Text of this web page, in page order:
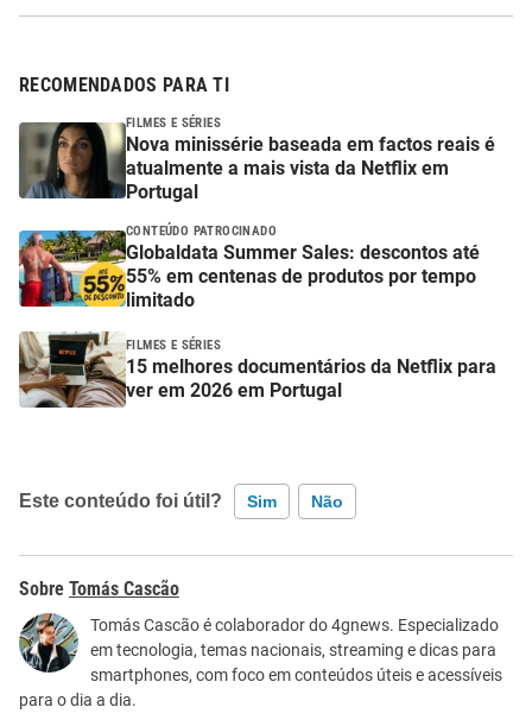
RECOMENDADOS PARA TI
FILMES E SÉRIES
Nova minissérie baseada em factos reais é
atualmente a mais vista da Netflix em
Portugal
CONTEÚDO PATROCINADO
Globaldata Summer Sales: descontos até
55% em centenas de produtos por tempo
limitado
FILMES E SÉRIES
15 melhores documentários da Netflix para
ver em 2026 em Portugal
Este conteúdo foi útil? Sim Não
Este conteúdo contém informação incorreta
Este conteúdo não tem a informação que procuro
Outro
Tomás Cascão
Tomás Cascão é colaborador do 4gnews. Especializado
em tecnologia, temas nacionais, streaming e dicas para
smartphones, com foco em conteúdos úteis e acessíveis
para o dia a dia.